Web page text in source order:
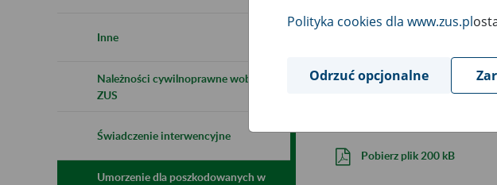
Inne
Należności cywilnoprawne wobec
ZUS
Świadczenie interwencyjne
Umorzenie dla poszkodowanych w
nie zapewniają
Pobierz plik 200 kB
Polityka cookies dla www.zus.pl
Odrzuć opcjonalne